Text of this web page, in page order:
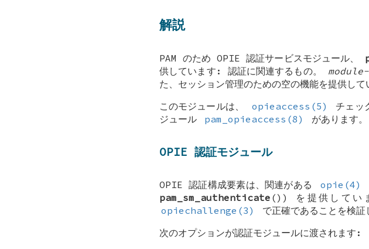
解説
PAM のため OPIE 認証サービスモジュール、
供しています: 認証に関連するもの。
た、セッション管理のための空の機能を提供して
このモジュールは、
opieaccess(5)
チェッ
ジュール
pam_opieaccess(8) があります。
OPIE 認証モジュール
OPIE 認証構成要素は、関連がある opie(4)
pam_sm_authenticate ()) を提供してい
opiechallenge(3)
で正確であることを検証
次のオプションが認証モジュールに渡されます: